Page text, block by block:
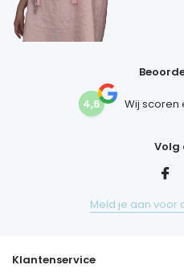
4,6 Wij scoren
Volg
Meld je aan voor
Klantenservice